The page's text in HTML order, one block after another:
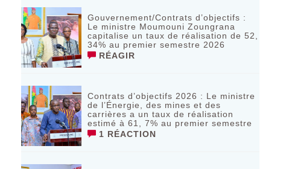
Gouvernement/Contrats d’objectifs :
Le ministre Moumouni Zoungrana
capitalise un taux de réalisation de 52,
34% au premier semestre 2026
RÉAGIR
Contrats d’objectifs 2026 : Le ministre
de l’Énergie, des mines et des
carrières a un taux de réalisation
estimé à 61, 7% au premier semestre
1 RÉACTION